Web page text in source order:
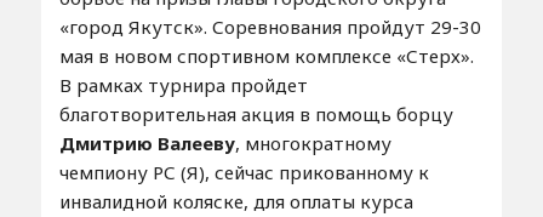
«город Якутск». Соревнования пройдут 29-30
мая в новом спортивном комплексе «Стерх».
В рамках турнира пройдет
благотворительная акция в помощь борцу
Дмитрию Валееву, многократному
чемпиону РС (Я), сейчас прикованному к
инвалидной коляске, для оплаты курса